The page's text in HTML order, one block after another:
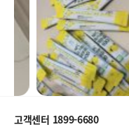
고객센터 1899-6680